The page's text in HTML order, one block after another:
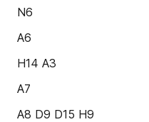
N6
A6
H14 A3
A7
A8 D9 D15 H9